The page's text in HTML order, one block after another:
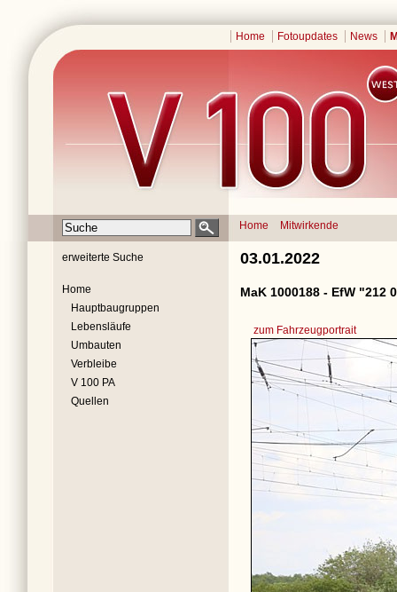
Home Fotoupdates News
Home Mitwirkende
erweiterte Suche
Home
Hauptbaugruppen
Lebensläufe
Umbauten
Verbleibe
V 100 PA
Quellen
03.01.2022
MaK 1000188 - EfW "212
zum Fahrzeugportrait